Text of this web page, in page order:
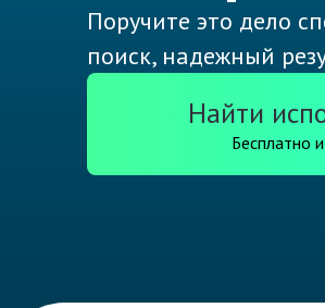
Поручите это дело
поиск, надежный
Найти
Бесплатно